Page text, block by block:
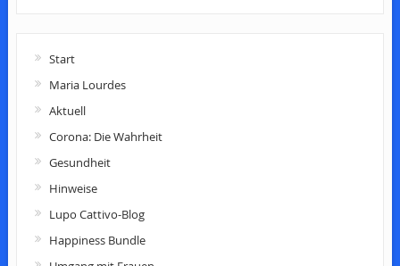
Start
Maria Lourdes
Aktuell
Corona: Die Wahrheit
Gesundheit
Hinweise
Lupo Cattivo-Blog
Happiness Bundle